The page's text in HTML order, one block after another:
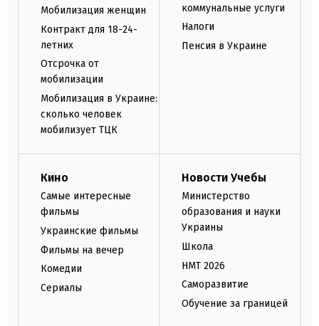
Мобилизация женщин
Контракт для 18-24-
летних
Отсрочка от
мобилизации
Мобилизация в Украине:
сколько человек
мобилизует ТЦК
коммунальные услуги
Налоги
Пенсия в Украине
Кино
Самые интересные
фильмы
Украинские фильмы
Фильмы на вечер
Комедии
Сериалы
Новости Учебы
Министерство
образования и науки
Украины
Школа
НМТ 2026
Саморазвитие
Обучение за границей